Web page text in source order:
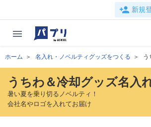
person_add 新規
menu
ホーム 名入れ・ノベルティグッズをつくる う
うちわ＆冷却グッズ名入
暑い夏を乗り切るノベルティ！
会社名やロゴを入れてお届け